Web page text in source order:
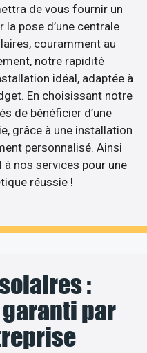
de vous fournir un
pose d’une centrale
couramment au
notre rapidité
idéal, adaptée à
En choisissant notre
de bénéficier d’une
grâce à une installation
personnalisé. Ainsi
à nos services pour une
réussie !
:
par